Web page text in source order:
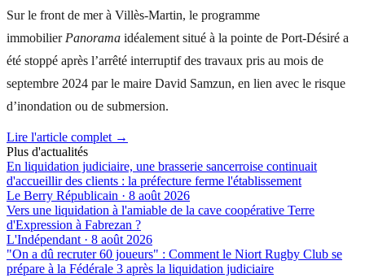
Sur le front de mer à Villès-Martin, le programme
immobilier Panorama idéalement situé à la pointe de Port-Désiré a
été stoppé après l’arrêté interruptif des travaux pris au mois de
septembre 2024 par le maire David Samzun, en lien avec le risque
d’inondation ou de submersion.
Lire l'article complet →
Plus d'actualités
En liquidation judiciaire, une brasserie sancerroise continuait
d'accueillir des clients : la préfecture ferme l'établissement
Le Berry Républicain · 8 août 2026
Vers une liquidation à l'amiable de la cave coopérative Terre
d'Expression à Fabrezan ?
L'Indépendant · 8 août 2026
"On a dû recruter 60 joueurs" : Comment le Niort Rugby Club se
prépare à la Fédérale 3 après la liquidation judiciaire